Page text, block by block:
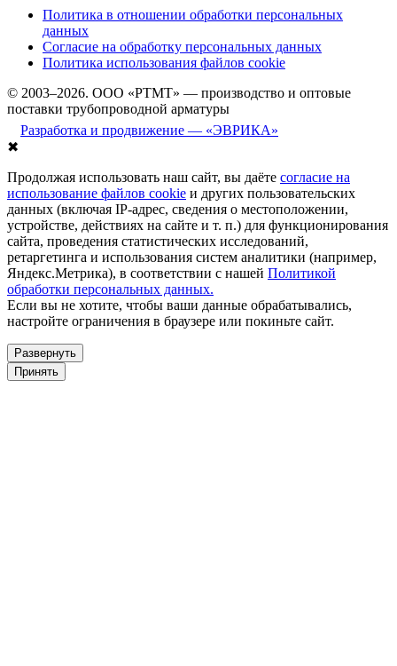
Политика в отношении обработки персональных
данных
Согласие на обработку персональных данных
Политика использования файлов cookie
© 2003–2026. ООО «РТМТ» — производство и оптовые
поставки трубопроводной арматуры
Разработка и продвижение — «ЭВРИКА»
✖
Продолжая использовать наш сайт, вы даёте согласие на
использование файлов cookie и других пользовательских
данных (включая IP-адрес, сведения о местоположении,
устройстве, действиях на сайте и т. п.) для функционирования
сайта, проведения статистических исследований,
ретаргетинга и использования систем аналитики (например,
Яндекс.Метрика), в соответствии с нашей Политикой
обработки персональных данных.
Если вы не хотите, чтобы ваши данные обрабатывались,
настройте ограничения в браузере или покиньте сайт.
Развернуть
Принять